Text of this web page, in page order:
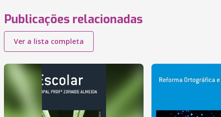
Publicações relacionadas
Ver a lista completa